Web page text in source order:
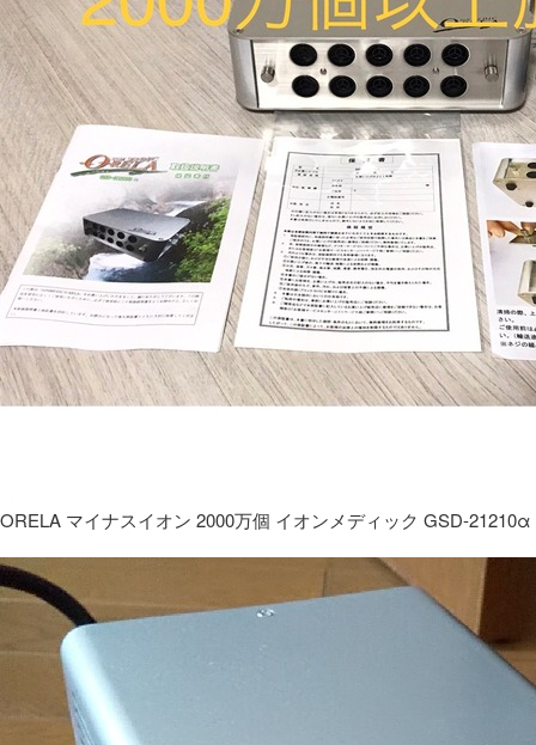
ORELA マイナスイオン 2000万個 イオンメディック GSD-21210α